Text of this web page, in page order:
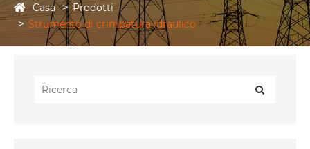
Casa
Prodotti
Strumento di crimpatura idraulico